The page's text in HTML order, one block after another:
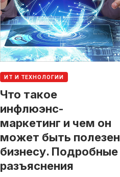
ИТ И ТЕХНОЛОГИИ
Что такое
инфлюэнс-
маркетинг и чем он
может быть полезен
бизнесу. Подробные
разъяснения